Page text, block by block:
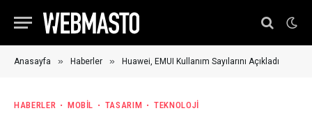
Anasayfa » Haberler » Huawei, EMUI Kullanım Sayılarını Açıkladı
HABERLER MOBIL TASARIM TEKNOLOJI